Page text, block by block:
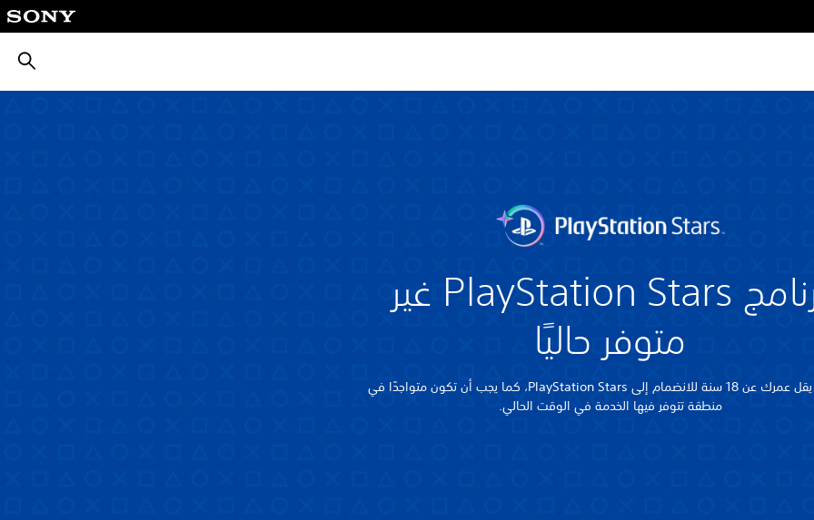
برنامج PlayStation Stars غير
متوفر حاليًا
يجب ألا يقل عمرك عن 18 سنة للانضمام إلى PlayStation Stars، كما يجب أن تكون متواجدًا في
منطقة تتوفر فيها الخدمة في الوقت الحالي.